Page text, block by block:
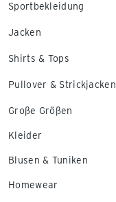
Sportbekleidung
Jacken
Shirts & Tops
Pullover & Strickjacken
Große Größen
Kleider
Blusen & Tuniken
Homewear